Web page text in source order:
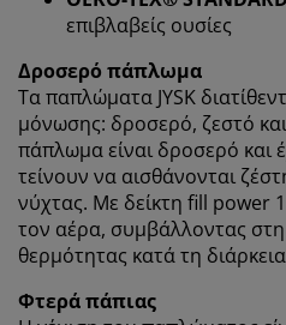
επιβλαβείς ουσίες
Δροσερό πάπλωμα
Τα παπλώματα JYSK
μόνωσης: δροσερό, ζεστό
πάπλωμα είναι δροσερό και
τείνουν να αισθάνονται
νύχτας. Με δείκτη fill power
τον αέρα, συμβάλλοντας
θερμότητας κατά τη
Φτερά πάπιας
Στη JYSK χρησιμοποιούμε
κινητών τηλεφώνων για να
εμπειρία κατά την επίσκεψη
cookies συλλέγουν πληροφορίες
την εξασφάλιση
στοιχείων και σχετικού
Όταν αποδέχεστε τα
μοιραστούμε τα δεδομένα
συνεργάτες μάρκετινγκ (π.χ.